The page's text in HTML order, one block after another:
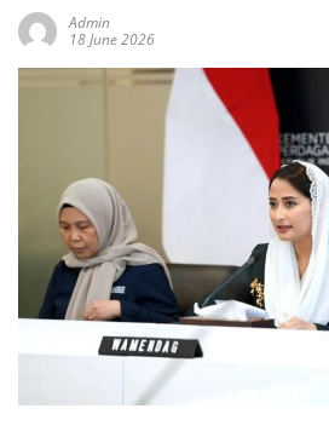
Admin
18 June 2026